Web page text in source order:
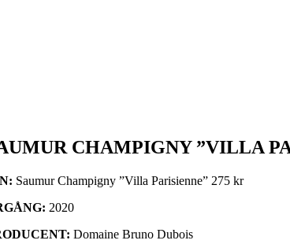
CHAMPIGNY ”VILLA
Saumur Champigny ”Villa Parisienne” 275 kr
2020
Domaine Bruno Dubois